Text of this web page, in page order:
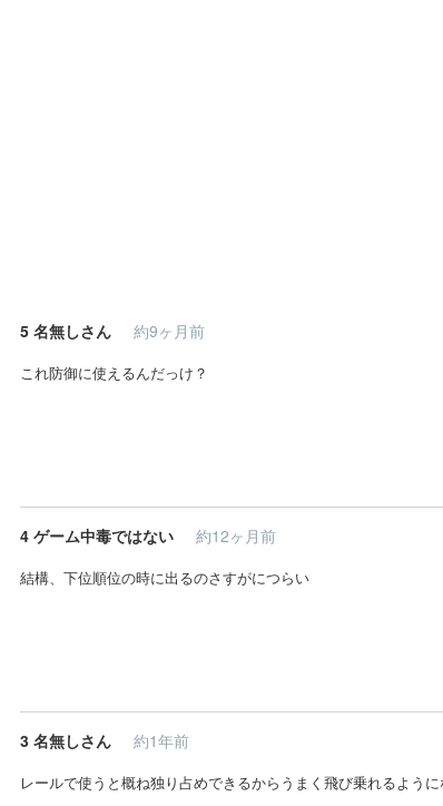
5 名無しさん 約9ヶ月前
これ防御に使えるんだっけ？
4 ゲーム中毒ではない 約12ヶ月前
結構、下位順位の時に出るのさすがにつらい
3 名無しさん 約1年前
レールで使うと概ね独り占めできるからうまく飛び乗れるよう